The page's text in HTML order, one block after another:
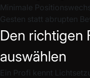
Minimale
Gesten statt abrupten
Den richtigen
auswählen
Ein Profi kennt